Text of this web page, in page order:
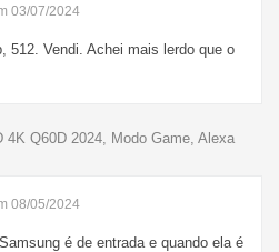
03/07/2024
512. Vendi. Achei mais lerdo que o
Q60D 2024, Modo Game, Alexa
08/05/2024
é de entrada e quando ela é